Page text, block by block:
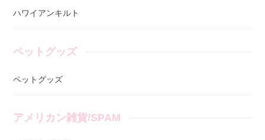
ハワイアンキルト
ペットグッズ
ペットグッズ
アメリカン雑貨/SPAM